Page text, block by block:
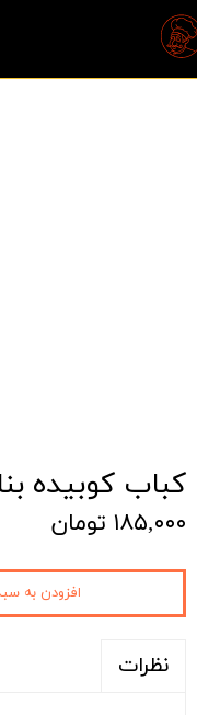
کباب کوبیده بناب
۱۸۵,۰۰۰ تومان
افزودن به
نظرات